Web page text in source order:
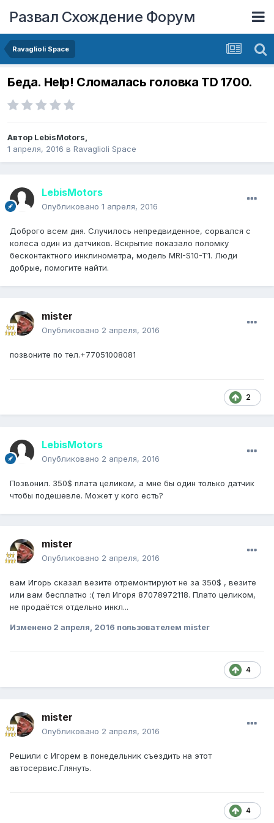
Развал Схождение Форум
Ravaglioli Space
Беда. Help! Сломалась головка TD 1700.
Автор LebisMotors,
1 апреля, 2016 в Ravaglioli Space
LebisMotors
Опубликовано 1 апреля, 2016
Доброго всем дня. Случилось непредвиденное, сорвался с
колеса один из датчиков. Вскрытие показало поломку
бесконтактного инклинометра, модель MRI-S10-T1. Люди
добрые, помогите найти.
mister
Опубликовано 2 апреля, 2016
позвоните по тел.+77051008081
2
LebisMotors
Опубликовано 2 апреля, 2016
Позвонил. 350$ плата целиком, а мне бы один только датчик
чтобы подешевле. Может у кого есть?
mister
Опубликовано 2 апреля, 2016
вам Игорь сказал везите отремонтируют не за 350$ , везите
или вам бесплатно :( тел Игоря 87078972118. Плато целиком,
не продаётся отдельно инкл...
Изменено 2 апреля, 2016 пользователем mister
4
mister
Опубликовано 2 апреля, 2016
Решили с Игорем в понедельник съездить на этот
автосервис.Глянуть.
4